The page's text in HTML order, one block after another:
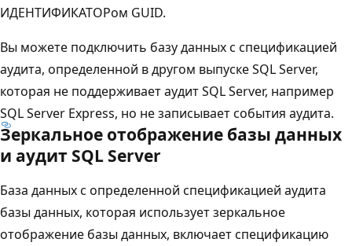
ИДЕНТИФИКАТОРом GUID.
Вы можете подключить базу данных с спецификацией
аудита, определенной в другом выпуске SQL Server,
которая не поддерживает аудит SQL Server, например
SQL Server Express, но не записывает события аудита.
Зеркальное отображение базы данных
и аудит SQL Server
База данных с определенной спецификацией аудита
базы данных, которая использует зеркальное
отображение базы данных, включает спецификацию